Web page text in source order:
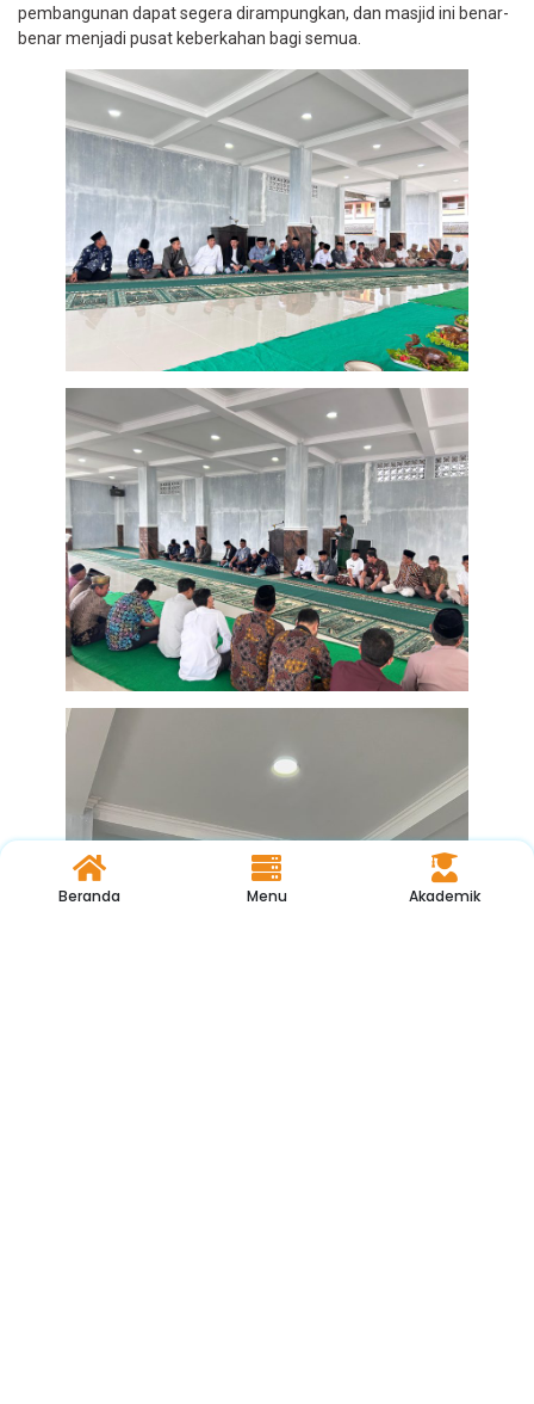
pembangunan dapat segera dirampungkan, dan masjid ini benar-
benar menjadi pusat keberkahan bagi semua.
Beranda Menu Akademik